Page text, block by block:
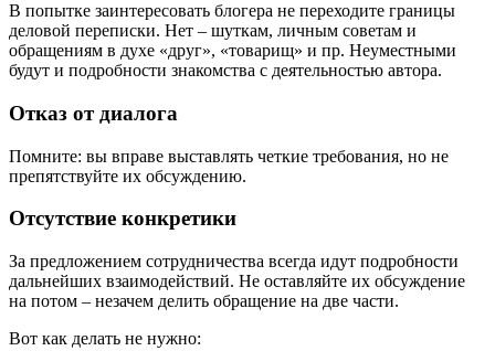
В попытке заинтересовать блогера не переходите границы
деловой переписки. Нет – шуткам, личным советам и
обращениям в духе «друг», «товарищ» и пр. Неуместными
будут и подробности знакомства с деятельностью автора.
Отказ от диалога
Помните: вы вправе выставлять четкие требования, но не
препятствуйте их обсуждению.
Отсутствие конкретики
За предложением сотрудничества всегда идут подробности
дальнейших взаимодействий. Не оставляйте их обсуждение
на потом – незачем делить обращение на две части.
Вот как делать не нужно: